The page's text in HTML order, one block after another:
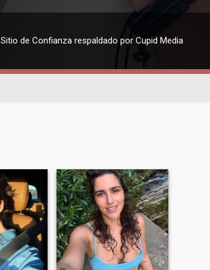
Sitio de Confianza respaldado por Cupid Media